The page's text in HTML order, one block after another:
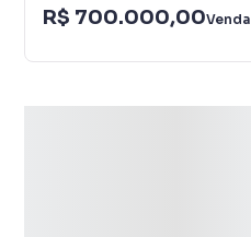
R$ 700.000,00Venda